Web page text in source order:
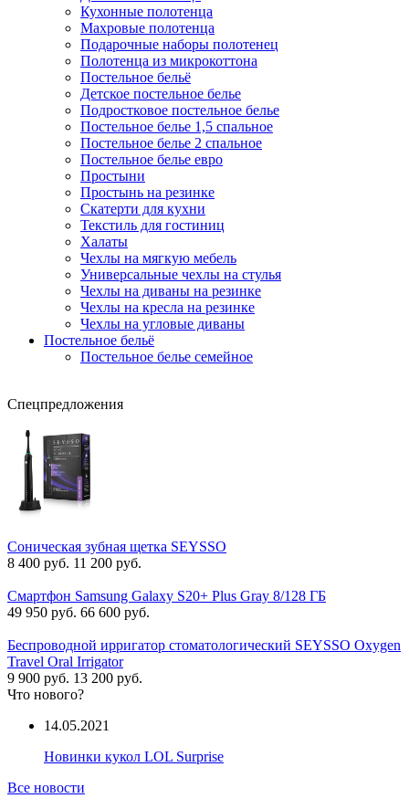
Кухонные полотенца
Махровые полотенца
Подарочные наборы полотенец
Полотенца из микрокоттона
Постельное бельё
Детское постельное белье
Подростковое постельное белье
Постельное белье 1,5 спальное
Постельное белье 2 спальное
Постельное белье евро
Простыни
Простынь на резинке
Скатерти для кухни
Текстиль для гостиниц
Халаты
Чехлы на мягкую мебель
Универсальные чехлы на стулья
Чехлы на диваны на резинке
Чехлы на кресла на резинке
Чехлы на угловые диваны
Постельное бельё
Постельное белье семейное
Спецпредложения
Соническая зубная щетка SEYSSO
8 400 руб. 11 200 руб.
Смартфон Samsung Galaxy S20+ Plus Gray 8/128 ГБ
49 950 руб. 66 600 руб.
Беспроводной ирригатор стоматологический SEYSSO Oxygen
Travel Oral Irrigator
9 900 руб. 13 200 руб.
Что нового?
14.05.2021
Новинки кукол LOL Surprise
Все новости